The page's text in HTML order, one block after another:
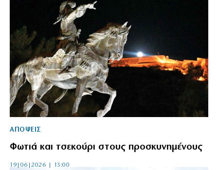
ΑΠΟΨΕΙΣ
Φωτιά και τσεκούρι στους προσκυνημένους
19|06|2026 | 13:00